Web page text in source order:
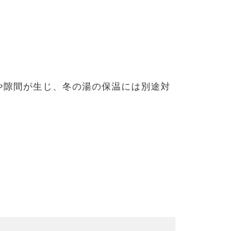
間が生じ、冬の湯の保温には別途対